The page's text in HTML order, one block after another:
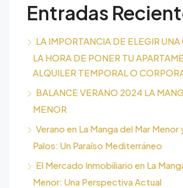
Entradas
LA IMPORTANCIA DE ELEGIR
LA HORA DE PONER TU
ALQUILER TEMPORAL O
BALANCE VERANO 2024 LA
MENOR
Verano en La Manga del Mar
Palos: Un Paraíso Mediterráneo
El Mercado Inmobiliario en La
Menor: Una Perspectiva Actual